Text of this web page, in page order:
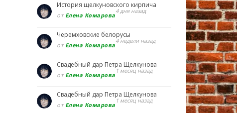
История щелкуновского кирпича
от Елена Комарова
4 дня назад
Черемховские белорусы
от Елена Комарова
4 недели назад
Свадебный дар Петра Щелкунова
от Елена Комарова
1 месяц назад
Свадебный дар Петра Щелкунова
от Елена Комарова
1 месяц назад